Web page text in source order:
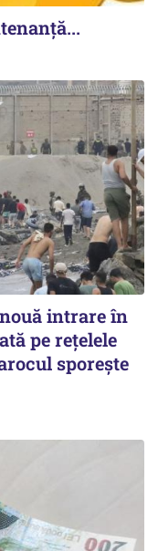
intrare în
pe rețelele
sporește